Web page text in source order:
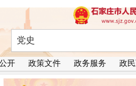
开 政策文件 政务服务 政